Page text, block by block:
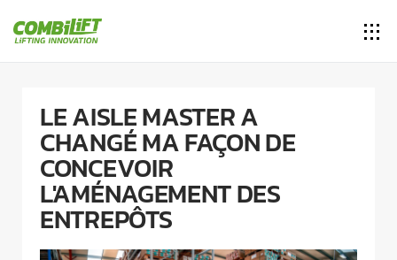
LE AISLE MASTER A
CHANGÉ MA FAÇON DE
CONCEVOIR
L'AMÉNAGEMENT DES
ENTREPÔTS